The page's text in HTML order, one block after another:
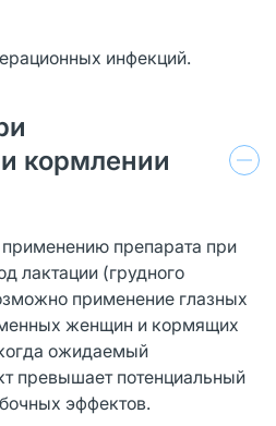
инфекций.
кормлении
препарата при
лактации (грудного
применение глазных
женщин и кормящих
ожидаемый
превышает потенциальный
эффектов.